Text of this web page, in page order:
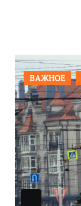
ВАЖНОЕ